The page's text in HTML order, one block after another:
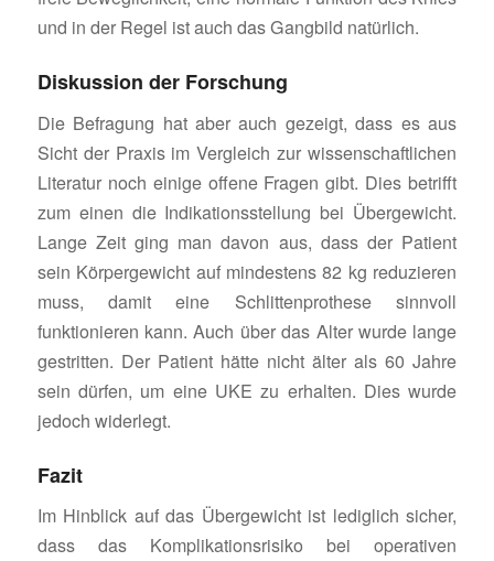
und in der Regel ist auch das Gangbild natürlich.
Diskussion der Forschung
Die Befragung hat aber auch gezeigt, dass es aus
Sicht der Praxis im Vergleich zur wissenschaftlichen
Literatur noch einige offene Fragen gibt. Dies betrifft
zum einen die Indikationsstellung bei Übergewicht.
Lange Zeit ging man davon aus, dass der Patient
sein Körpergewicht auf mindestens 82 kg reduzieren
muss, damit eine Schlittenprothese sinnvoll
funktionieren kann. Auch über das Alter wurde lange
gestritten. Der Patient hätte nicht älter als 60 Jahre
sein dürfen, um eine UKE zu erhalten. Dies wurde
jedoch widerlegt.
Fazit
Im Hinblick auf das Übergewicht ist lediglich sicher,
dass das Komplikationsrisiko bei operativen